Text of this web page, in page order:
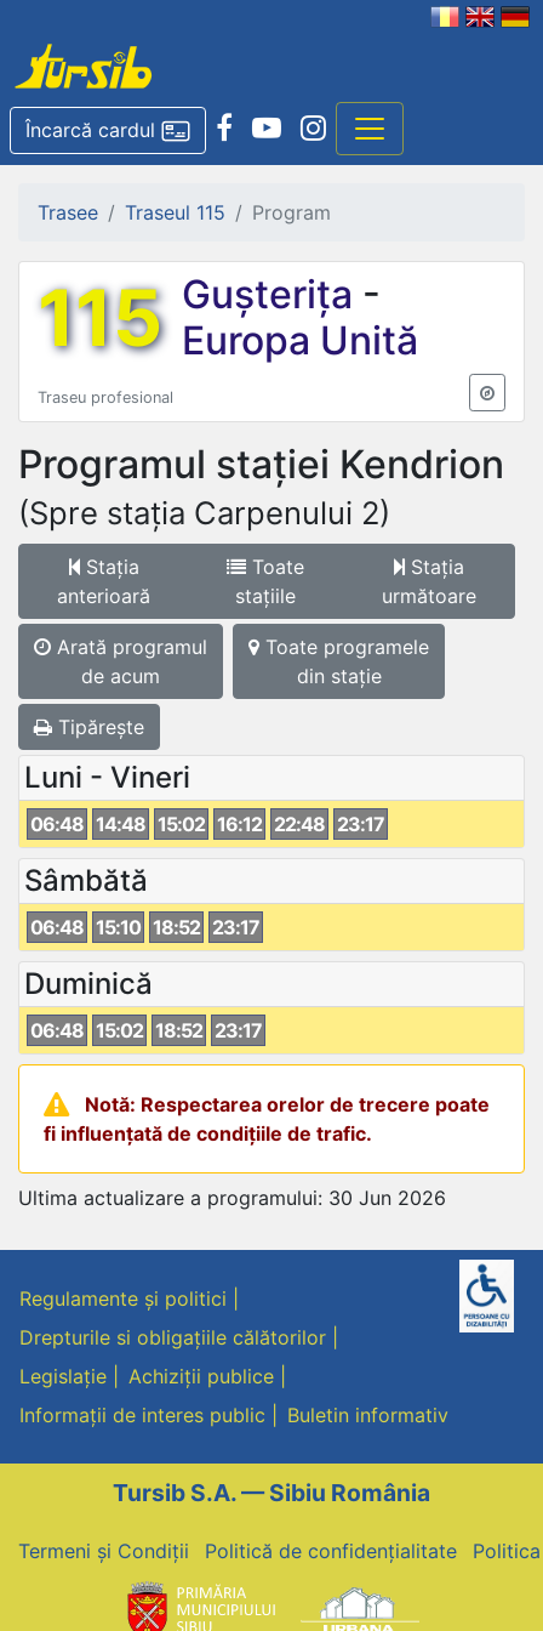
Încarcă cardul
Trasee Traseul 115 Program
115 Gușterița -
Europa Unită
Traseu profesional
Programul stației Kendrion
(Spre stația Carpenului 2)
Stația
anterioară
Toate
stațiile
Stația
următoare
Arată programul
de acum
Toate programele
din stație
Tipărește
Luni - Vineri
06:48 14:48 15:02 16:12 22:48 23:17
Sâmbătă
06:48 15:10 18:52 23:17
Duminică
06:48 15:02 18:52 23:17
Notă: Respectarea orelor de trecere poate
fi influențată de condițiile de trafic.
Ultima actualizare a programului: 30 Jun 2026
Regulamente și politici
Drepturile si obligațiile călătorilor
Legislație
Achiziții publice
Informații de interes public
Buletin informativ
Tursib S.A. — Sibiu România
Termeni și Condiții Politică de confidențialitate